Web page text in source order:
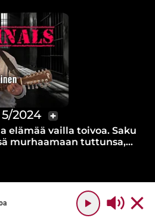
2024
elämää vailla toivoa. Saku
murhaamaan tuttunsa,